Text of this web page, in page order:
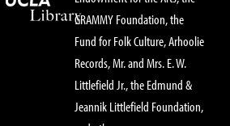
GRAMMY Foundation, the
Fund for Folk Culture, Arhoolie
Records, Mr. and Mrs. E. W.
Littlefield Jr., the Edmund &
Jeannik Littlefield Foundation,